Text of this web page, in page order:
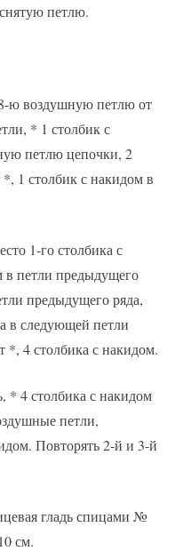
петлю.
ю воздушную петлю от
* 1 столбик с
петлю цепочки, 2
1 столбик с накидом в
1-го столбика с
в петли предыдущего
предыдущего ряда,
в следующей петли
*, 4 столбика с накидом.
* 4 столбика с накидом
петли,
Повторять 2-й и 3-й
гладь спицами №
см.